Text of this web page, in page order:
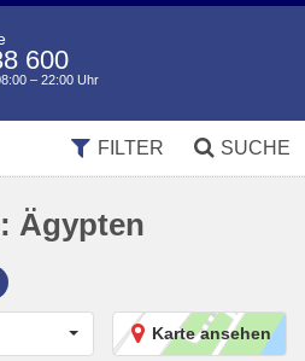
600
– 22:00 Uhr
SUCHE
FILTER
Ägypten
Karte ansehen